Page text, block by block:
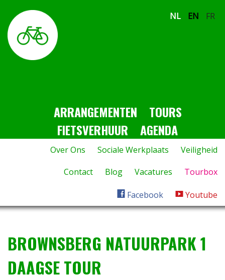
NL EN FR
ARRANGEMENTEN
TOURS
FIETSVERHUUR
AGENDA
Over Ons Sociale Werkplaats
Veiligheid
Contact
Blog Vacatures Tourbox
Facebook Youtube
BROWNSBERG NATUURPARK 1
DAAGSE TOUR